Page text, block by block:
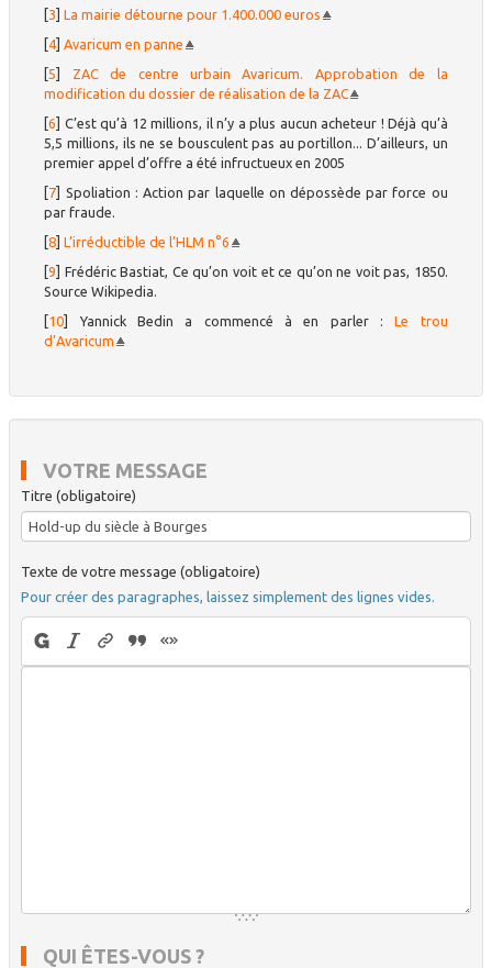
3 ]La mairie détourne pour 1.400.000 euros
4 ]Avaricum en panne
[5
ZAC de centre urbain Avaricum. Approbation de la
modification du dossier de réalisation de la ZAC
[6
C’est qu’à 12 millions, il n’y a plus aucun acheteur ! Déjà qu’à
5,5 millions, ils ne se bousculent pas au portillon... D’ailleurs, un
premier appel d’offre a été infructueux en 2005
7
Spoliation : Action par laquelle on dépossède par force ou
par fraude.
[8 ]L’irréductible de l’HLM n°6
[9
Frédéric Bastiat, Ce qu’on voit et ce qu’on ne voit pas, 1850.
Source Wikipedia.
10 Yannick Bedin a commencé à en parler :Le trou
d’Avaricum
VOTRE MESSAGE
Titre (obligatoire)
Texte de votre message (obligatoire)
Pour créer des paragraphes, laissez simplement des lignes vides.
QUI ÊTES-VOUS ?